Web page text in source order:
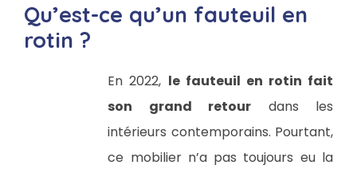
Qu’est-ce qu’un fauteuil en
rotin ?
En 2022, le fauteuil en rotin fait
son grand retour dans les
intérieurs contemporains. Pourtant,
ce mobilier n’a pas toujours eu la